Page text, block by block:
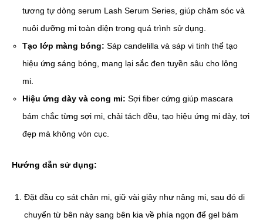
tương tự dòng serum Lash Serum Series, giúp chăm sóc và
nuôi dưỡng mi toàn diện trong quá trình sử dụng.
Tạo lớp màng bóng: Sáp candelilla và sáp vi tinh thể tạo
hiệu ứng sáng bóng, mang lại sắc đen tuyền sâu cho lông
mi.
Hiệu ứng dày và cong mi: Sợi fiber cứng giúp mascara
bám chắc từng sợi mi, chải tách đều, tạo hiệu ứng mi dày, tơi
đẹp mà không vón cục.
Hướng dẫn sử dụng:
Đặt đầu cọ sát chân mi, giữ vài giây như nâng mi, sau đó di
chuyển từ bên này sang bên kia về phía ngọn để gel bám